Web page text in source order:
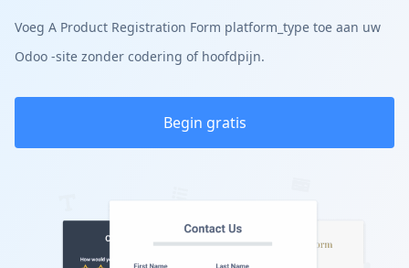
Voeg A Product Registration Form platform_type toe aan uw
Odoo -site zonder codering of hoofdpijn.
Begin gratis